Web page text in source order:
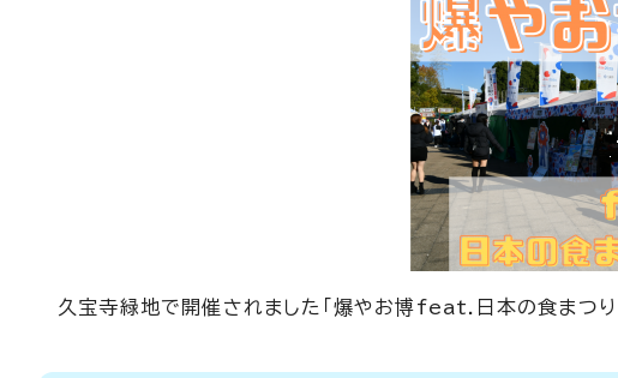
久宝寺緑地で開催されました「爆やお博feat.日本の食まつ